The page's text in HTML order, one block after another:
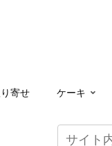
寄せ ケーキ